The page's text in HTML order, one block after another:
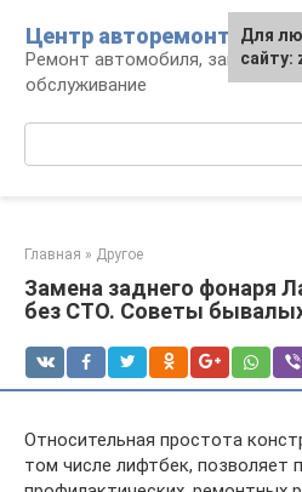
контенту
Центр авторемонта
Ремонт автомобиля, запчасти и
обслуживание
Главная » Другое
Замена заднего фонаря
без СТО. Советы
Относительная простота
том числе лифтбек, позволяет
Для
сайту: